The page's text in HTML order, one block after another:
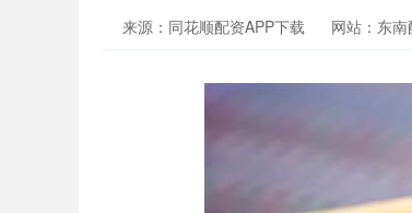
来源：同花顺配资APP下载 网站：东南